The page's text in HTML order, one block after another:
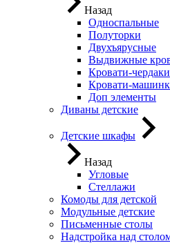
Назад
Односпальные
Полуторки
Двухъярусные
Выдвижные
Кровати-чердаки
Кровати-
Доп элементы
Диваны детские
Детские шкафы
Назад
Угловые
Стеллажи
Комоды для детской
Модульные детские
Письменные столы
Надстройка над